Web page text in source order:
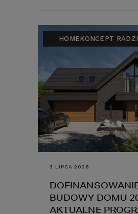
HOMEKONCEPT RADZI
3 LIPCA 2026
BUDOWY DOMU
AKTUALNE